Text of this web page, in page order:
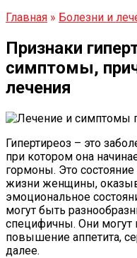
Главная » Болезни и
Признаки
симптомы,
лечения
Гипертиреоз – это
при котором она
гормоны. Это
жизни женщины,
эмоциональное
могут быть
специфичны. Они могут
повышение аппетита,
далее.